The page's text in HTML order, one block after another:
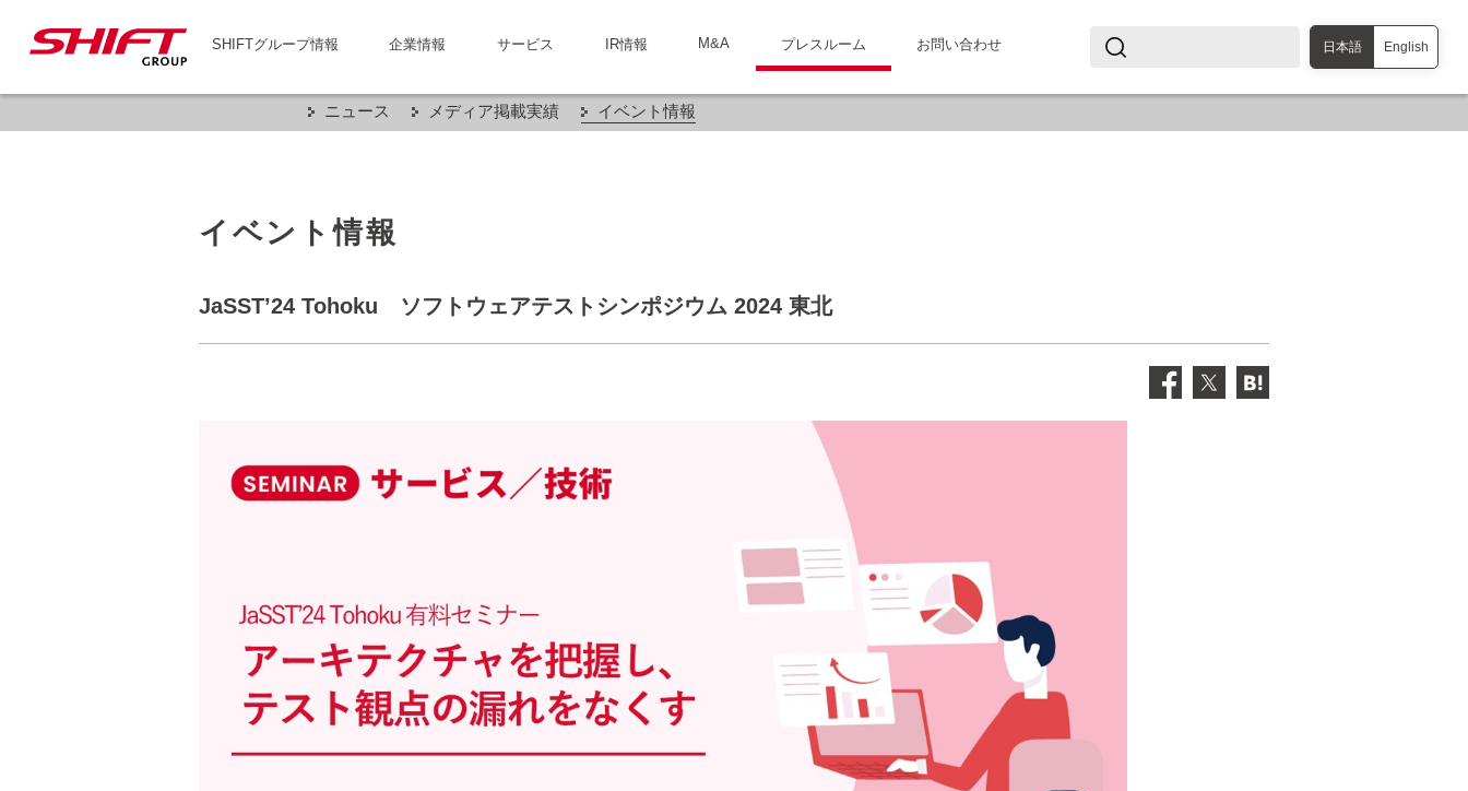
日本語 English
SHIFTグループ情報 企業情報 サービス IR情報 M&A プレスルーム お問い合わせ
ニュース メディア掲載実績 イベント情報
イベント情報
JaSST’24 Tohoku ソフトウェアテストシンポジウム 2024 東北